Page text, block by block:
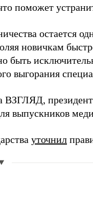
поможет
остается
новичкам
быть
выгорания
ВЗГЛЯД,
выпускников
уточнил